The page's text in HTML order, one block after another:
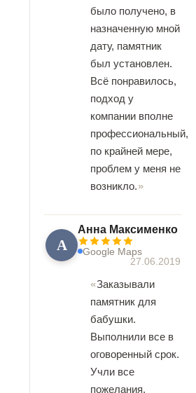
было получено, в
назначенную мной
дату, памятник
был установлен.
Всё понравилось,
подход у
компании вполне
профессиональный,
по крайней мере,
проблем у меня не
возникло.
А
Анна Максименко
Google Maps
27.06.2019
Заказывали
памятник для
бабушки.
Выполнили все в
оговоренный срок.
Учли все
пожелания,